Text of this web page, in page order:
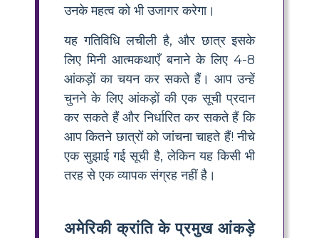
उनके महत्व को भी उजागर करेगा।
यह गतिविधि लचीली है, और छात्र इसके
लिए मिनी आत्मकथाएँ बनाने के लिए 4-8
आंकड़ों का चयन कर सकते हैं। आप उन्हें
चुनने के लिए आंकड़ों की एक सूची प्रदान
कर सकते हैं और निर्धारित कर सकते हैं कि
आप कितने छात्रों को जांचना चाहते हैं! नीचे
एक सुझाई गई सूची है, लेकिन यह किसी भी
तरह से एक व्यापक संग्रह नहीं है।
अमेरिकी क्रांति के प्रमुख आंकड़े